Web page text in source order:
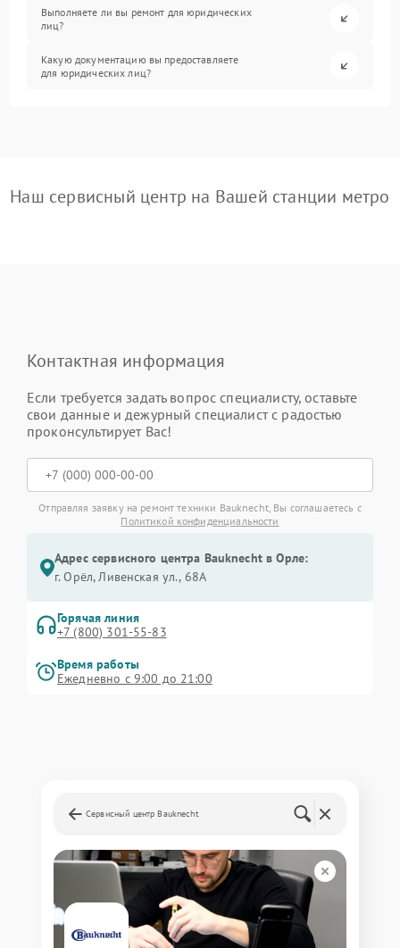
Выполняете ли вы ремонт для юридических
лиц?
Какую документацию вы предоставляете
для юридических лиц?
Наш сервисный центр на Вашей станции метро
Контактная информация
Если требуется задать вопрос специалисту, оставьте
свои данные и дежурный специалист с радостью
проконсультирует Вас!
Отправляя заявку на ремонт техники Bauknecht, Вы соглашаетесь с
Политикой конфиденциальности
Адрес сервисного центра Bauknecht в Орле:
г. Орёл, Ливенская ул., 68А
Горячая линия
+7 (800) 301-55-83
Время работы
Ежедневно с 9:00 до 21:00
Сервисный центр Bauknecht